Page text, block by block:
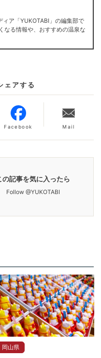
ア「YUKOTABI」の編集部で
なる情報や、おすすめの温泉な
ェアする
Facebook Mail
の記事を気に入ったら
Follow @YUKOTABI
岡山県